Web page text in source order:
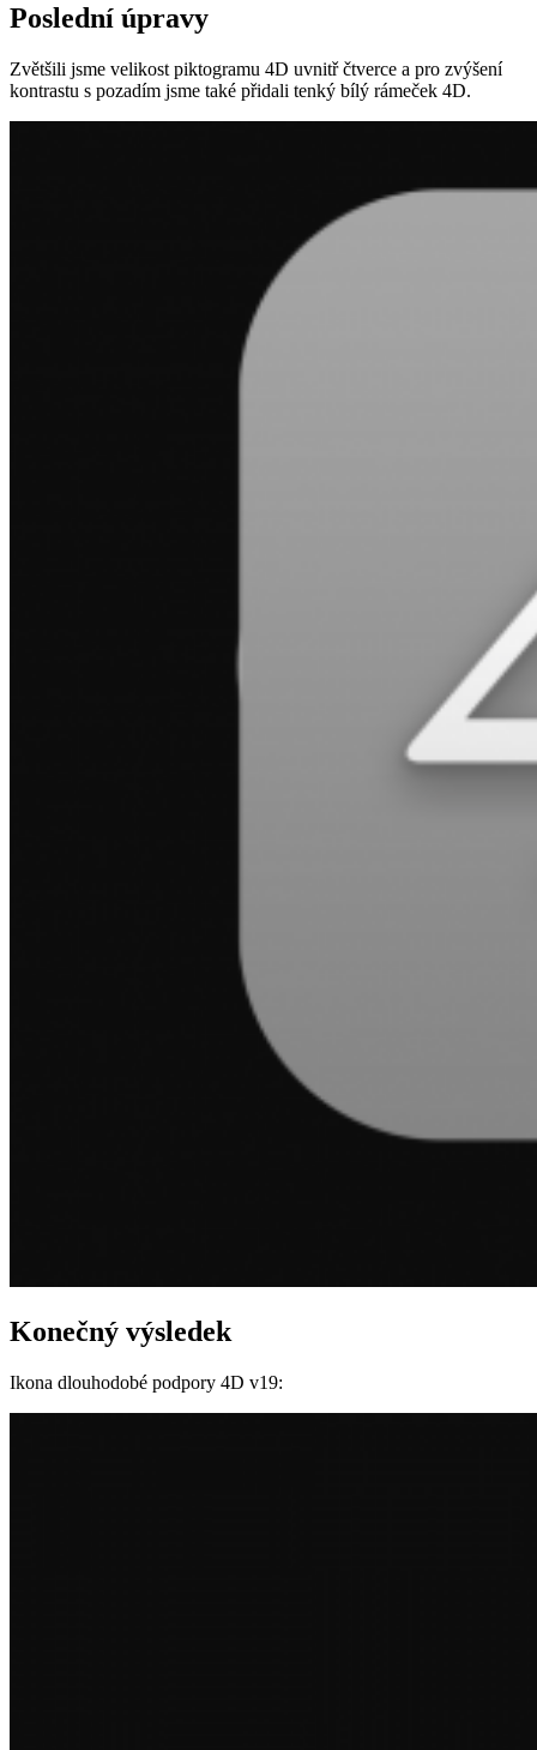
Poslední úpravy
Zvětšili jsme velikost piktogramu 4D uvnitř čtverce a pro zvýšení
kontrastu s pozadím jsme také přidali tenký bílý rámeček 4D.
Konečný výsledek
Ikona dlouhodobé podpory 4D v19: